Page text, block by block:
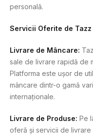
personală.
Servicii Oferite de Tazz
Livrare de Mâncare:
sale de livrare rapidă de
Platforma este ușor de
mâncare dintr-o gamă
internaționale.
Livrare de Produse: Pe
oferă și servicii de